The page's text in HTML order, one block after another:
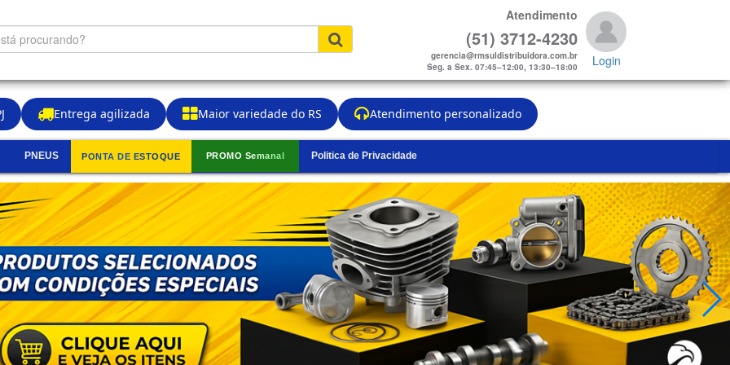
Entrega agilizada Maior variedade do RS Atendimento personalizado
Atendimento
(51) 3712-4230
gerencia@rmsuldistribuidora.com.br
Seg. a Sex. 07:45–12:00, 13:30–18:00
Login
PNEUS PONTA DE ESTOQUE PROMO Semanal Politica de Privacidade